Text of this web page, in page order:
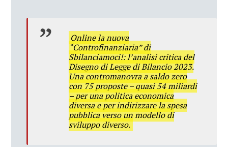
Online la nuova
“Controfinanziaria” di
Sbilanciamoci!: l’analisi critica del
Disegno di Legge di Bilancio 2023.
Una contromanovra a saldo zero
con 75 proposte – quasi 54 miliardi
– per una politica economica
diversa e per indirizzare la spesa
pubblica verso un modello di
sviluppo diverso.